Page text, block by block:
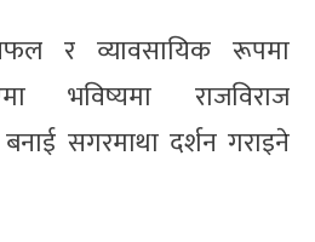
र व्यावसायिक रूपमा
भविष्यमा राजविराज
सगरमाथा दर्शन गराइने